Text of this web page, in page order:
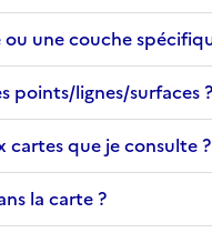
une couche
points/lignes/surfaces ?
cartes que je consulte ?
la carte ?